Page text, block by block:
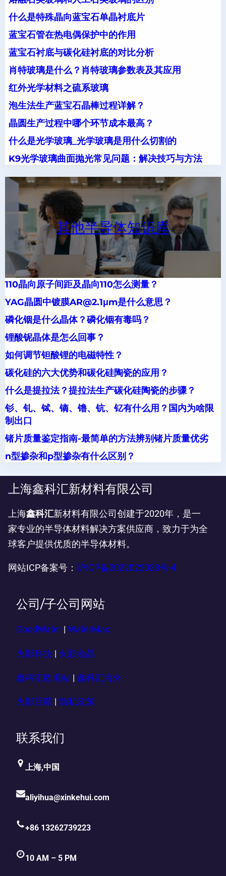
什么是特殊晶向蓝宝石单晶衬底片
蓝宝石管在热电偶保护中的作用
蓝宝石衬底与碳化硅衬底的对比分析
肖特玻璃是什么？肖特玻璃参数表及其应用
红外光学材料之硫系玻璃
泡生法生产蓝宝石晶棒过程详解？
晶圆生产过程中哪个环节成本最高？
什么是光学玻璃_光学玻璃是用什么切割的
K9光学玻璃曲面抛光常见问题：解决技巧与方法
其他半导体知识库
110晶向原子间距及晶向110怎么测量？
YAG晶圆中镀膜AR@2.1μm是什么意思？
磷化铟是什么晶体？磷化铟有毒吗？
锂酸铌晶体是怎么回事？
如何调节钽酸锂的电磁特性？
碳化硅的六大优势和碳化硅陶瓷的应用？
什么是提拉法？提拉法生产碳化硅陶瓷的步骤？
钐、钆、铽、镝、镥、钪、钇有什么用？国内为啥限
制出口
锗片质量鉴定指南-最简单的方法辨别锗片质量优劣
n型掺杂和p型掺杂有什么区别？
上海鑫科汇新材料有限公司
上海鑫科汇新材料有限公司创建于2020年，是一
家专业的半导体材料解决方案供应商，致力于为全
球客户提供优质的半导体材料。
网站ICP备案号： 沪ICP备2022022028号-4
公司/子公司网站
GoodWafer WaferMax
火影科技 火影金晶
鑫科汇欧美站 | 鑫科汇海外
火影互联 隐私政策
联系我们
上海,中国
aliyihua@xinkehui.com
+86 13262739223
10 AM – 5 PM